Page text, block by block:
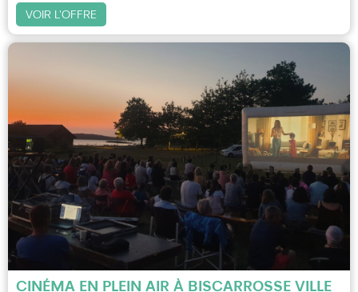
VOIR L'OFFRE
CINÉMA EN PLEIN AIR À BISCARROSSE VILLE